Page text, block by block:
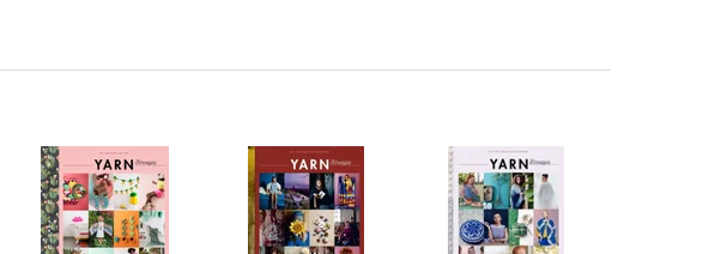
een doos gestopt. Geen kleur
welke kleurcode bij welke bol
Had ook 3x 50 gram zwart besteld
maar door de andere bollen zitten
er nu verschillende kleuren vezels
in het zwart. Dat vind ik erg